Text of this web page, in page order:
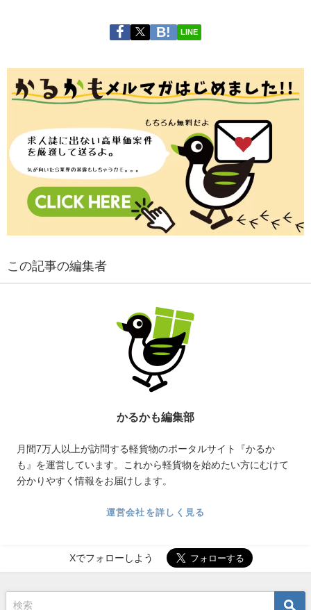
LINE
この記事の編集者
かるかも編集部
月間7万人以上が訪問する軽貨物のポータルサイト『かるか
も』を運営しています。これから軽貨物を始めたい方にむけて
分かりやすく情報をお届けします。
運営会社を詳しく見る
Xでフォローしよう